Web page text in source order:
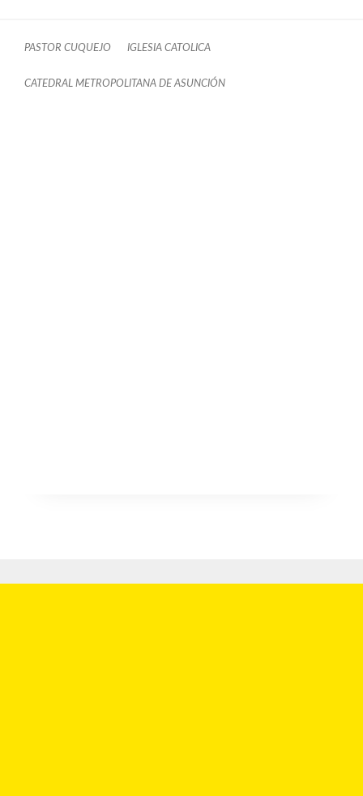
PASTOR CUQUEJO IGLESIA CATOLICA
CATEDRAL METROPOLITANA DE ASUNCIÓN